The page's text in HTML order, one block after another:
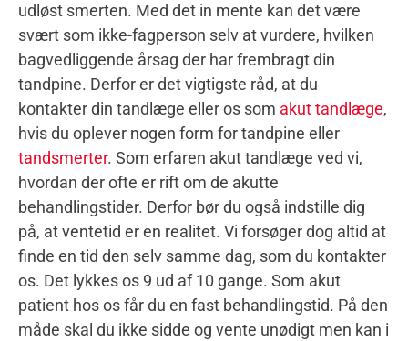
udløst smerten. Med det in mente kan det være
svært som ikke-fagperson selv at vurdere, hvilken
bagvedliggende årsag der har frembragt din
tandpine. Derfor er det vigtigste råd, at du
kontakter din tandlæge eller os som akut tandlæge,
hvis du oplever nogen form for tandpine eller
tandsmerter. Som erfaren akut tandlæge ved vi,
hvordan der ofte er rift om de akutte
behandlingstider. Derfor bør du også indstille dig
på, at ventetid er en realitet. Vi forsøger dog altid at
finde en tid den selv samme dag, som du kontakter
os. Det lykkes os 9 ud af 10 gange. Som akut
patient hos os får du en fast behandlingstid. På den
måde skal du ikke sidde og vente unødigt men kan i